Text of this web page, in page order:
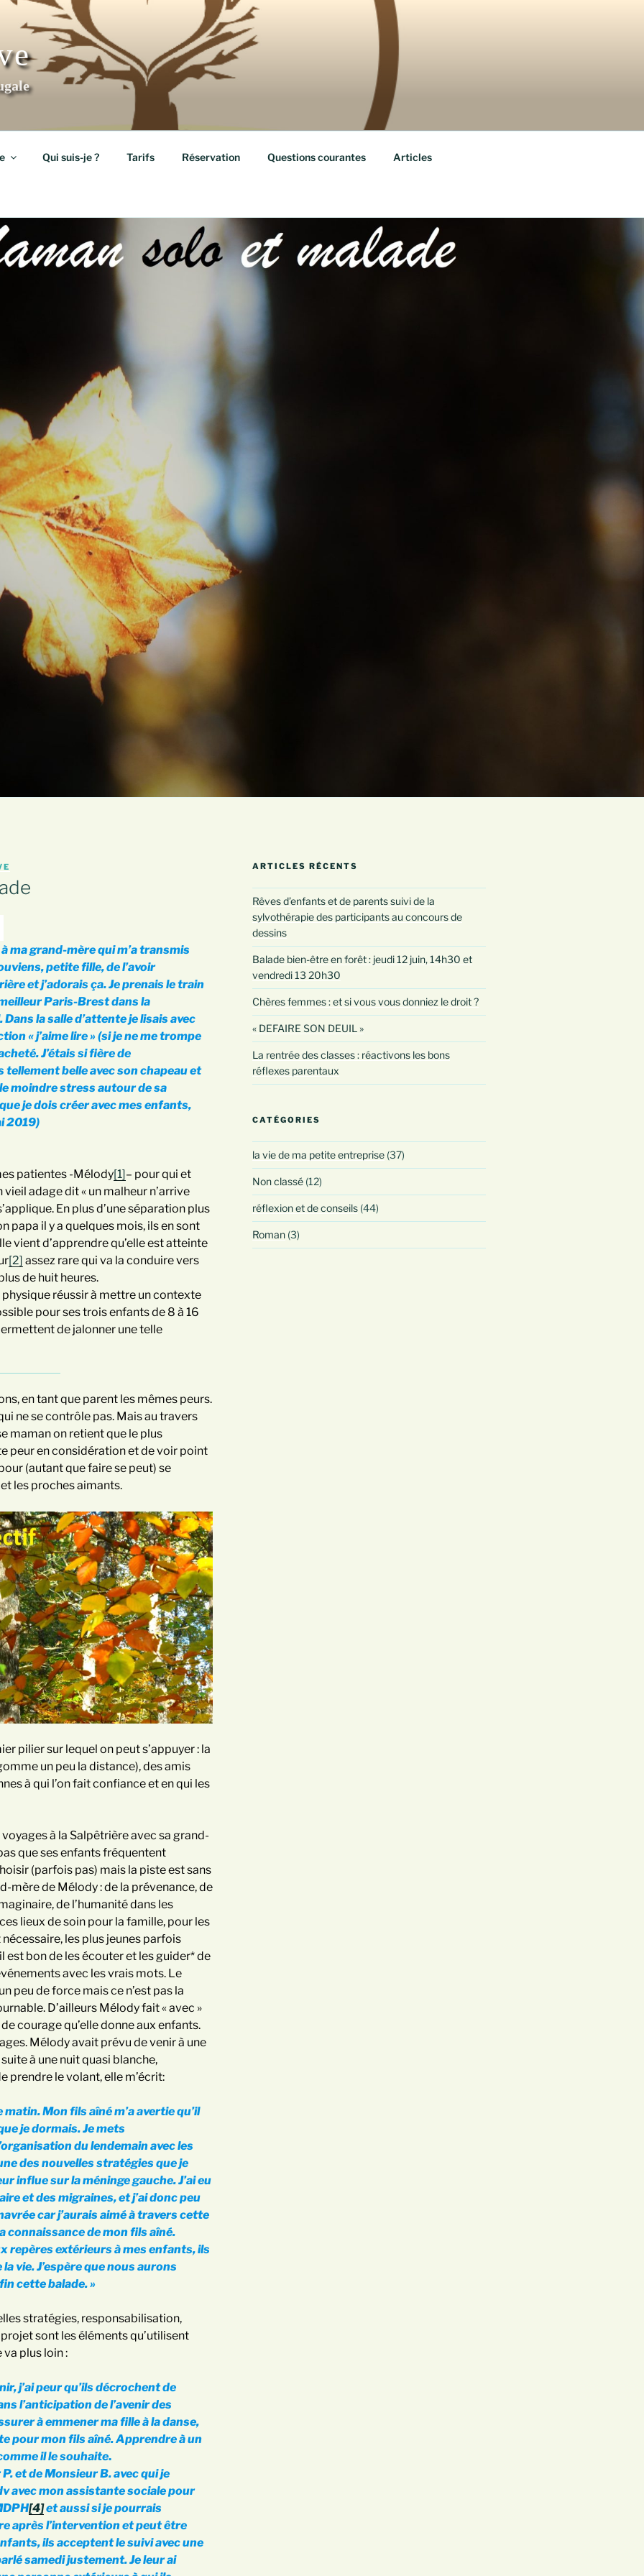
Qui suis-je ? Tarifs Réservation Questions courantes Articles
ma grand-mère qui m’a transmis
petite fille, de l’avoir
et j’adorais ça. Je prenais le train
Paris-Brest dans la
la salle d’attente je lisais avec
« j’aime lire » (si je ne me trompe
J’étais si fière de
tellement belle avec son chapeau et
moindre stress autour de sa
je dois créer avec mes enfants,
2019)
patientes -Mélody[1]– pour qui et
adage dit « un malheur n’arrive
En plus d’une séparation plus
papa il y a quelques mois, ils en sont
vient d’apprendre qu’elle est atteinte
[2] assez rare qui va la conduire vers
de huit heures.
réussir à mettre un contexte
pour ses trois enfants de 8 à 16
de jalonner une telle
en tant que parent les mêmes peurs.
ne se contrôle pas. Mais au travers
maman on retient que le plus
peur en considération et de voir point
(autant que faire se peut) se
les proches aimants.
pilier sur lequel on peut s’appuyer : la
un peu la distance), des amis
à qui l’on fait confiance et en qui les
à la Salpêtrière avec sa grand-
que ses enfants fréquentent
(parfois pas) mais la piste est sans
mère de Mélody : de la prévenance, de
de l’humanité dans les
lieux de soin pour la famille, pour les
les plus jeunes parfois
bon de les écouter et les guider* de
avec les vrais mots. Le
peu de force mais ce n’est pas la
D’ailleurs Mélody fait « avec »
courage qu’elle donne aux enfants.
Mélody avait prévu de venir à une
à une nuit quasi blanche,
prendre le volant, elle m’écrit:
Mon fils aîné m’a avertie qu’il
je dormais. Je mets
du lendemain avec les
des nouvelles stratégies que je
influe sur la méninge gauche. J’ai eu
et des migraines, et j’ai donc peu
car j’aurais aimé à travers cette
connaissance de mon fils aîné.
repères extérieurs à mes enfants, ils
vie. J’espère que nous aurons
cette balade. »
stratégies, responsabilisation,
sont les éléments qu’utilisent
plus loin :
j’ai peur qu’ils décrochent de
l’anticipation de l’avenir des
à emmener ma fille à la danse,
pour mon fils aîné. Apprendre à un
il le souhaite.
et de Monsieur B. avec qui je
avec mon assistante sociale pour
[4]et aussi si je pourrais
après l’intervention et peut être
ils acceptent le suivi avec une
samedi justement. Je leur ai
ARTICLES RÉCENTS
Rêves d’enfants et de parents suivi de la
sylvothérapie des participants au concours de
dessins
Balade bien-être en forêt : jeudi 12 juin, 14h30 et
vendredi 13 20h30
Chères femmes : et si vous vous donniez le droit ?
« DEFAIRE SON DEUIL »
La rentrée des classes : réactivons les bons
réflexes parentaux
CATÉGORIES
la vie de ma petite entreprise(37)
Non classé(12)
réflexion et de conseils(44)
Roman(3)